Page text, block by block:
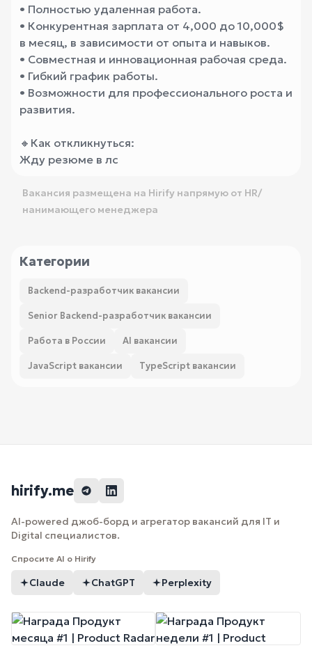
• Полностью удаленная работа.
• Конкурентная зарплата от 4,000 до 10,000$
в месяц, в зависимости от опыта и навыков.
• Совместная и инновационная рабочая среда.
• Гибкий график работы.
• Возможности для профессионального роста и
развития.
🔸Как откликнуться:
Жду резюме в лс
Вакансия размещена на Hirify напрямую от HR/
нанимающего менеджера
Категории
Backend-разработчик вакансии
Senior Backend-разработчик вакансии
Работа в России AI вакансии
JavaScript вакансии TypeScript вакансии
hirify.me
AI-powered джоб-борд и агрегатор вакансий для IT и
Digital специалистов.
Спросите AI о Hirify
Claude ChatGPT Perplexity